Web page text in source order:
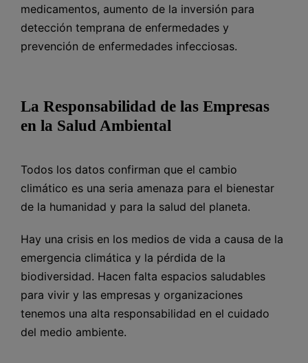
medicamentos, aumento de la inversión para
detección temprana de enfermedades y
prevención de enfermedades infecciosas.
La Responsabilidad de las Empresas
en la Salud Ambiental
Todos los datos confirman que el cambio
climático es una seria amenaza para el bienestar
de la humanidad y para la salud del planeta.
Hay una crisis en los medios de vida a causa de la
emergencia climática y la pérdida de la
biodiversidad. Hacen falta espacios saludables
para vivir y las empresas y organizaciones
tenemos una alta responsabilidad en el cuidado
del medio ambiente.